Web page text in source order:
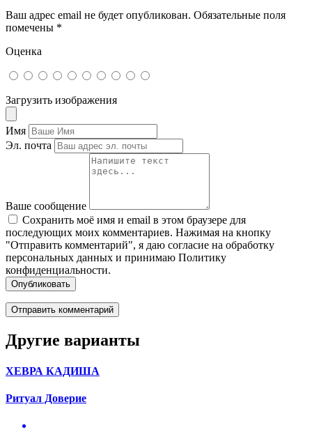
Ваш адрес email не будет опубликован. Обязательные поля
помечены *
Оценка
Загрузить изображения
Имя
Эл. почта
Ваше сообщение
Сохранить моё имя и email в этом браузере для
последующих моих комментариев. Нажимая на кнопку
"Отправить комментарий", я даю согласие на обработку
персональных данных и принимаю Политику
конфиденциальности.
Опубликовать
Другие варианты
ХЕВРА КАДИША
Ритуал Доверие